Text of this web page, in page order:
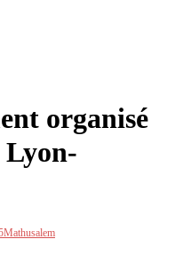
organisé
Mathusalem